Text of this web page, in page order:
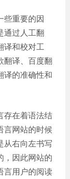
些重要的因
通过人工翻
译和校对工
翻译、百度翻
译的准确性和
存在着语法结
言网站的时候
从右向左书写
，因此网站的
言用户的阅读